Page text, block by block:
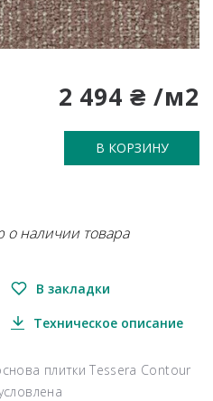
2 494 ₴ /м2
В КОРЗИНУ
наличии товара
В закладки
Техническое описание
плитки Tessera Contour